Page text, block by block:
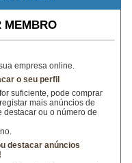
MEMBRO
empresa online.
o seu perfil
suficiente, pode comprar
mais anúncios de
ou o número de
destacar anúncios